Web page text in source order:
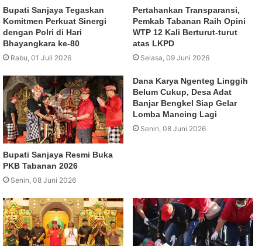
Bupati Sanjaya Tegaskan
Komitmen Perkuat Sinergi
dengan Polri di Hari
Bhayangkara ke-80
Rabu, 01 Juli 2026
Pertahankan Transparansi,
Pemkab Tabanan Raih Opini
WTP 12 Kali Berturut-turut
atas LKPD
Selasa, 09 Juni 2026
Bupati Sanjaya Resmi Buka
PKB Tabanan 2026
Senin, 08 Juni 2026
Dana Karya Ngenteg Linggih
Belum Cukup, Desa Adat
Banjar Bengkel Siap Gelar
Lomba Mancing Lagi
Senin, 08 Juni 2026